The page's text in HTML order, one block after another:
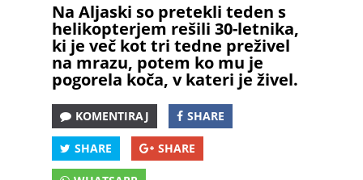
Na Aljaski so pretekli teden s
helikopterjem rešili 30-letnika,
ki je več kot tri tedne preživel
na mrazu, potem ko mu je
pogorela koča, v kateri je živel.
KOMENTIRAJ SHARE
SHARE SHARE